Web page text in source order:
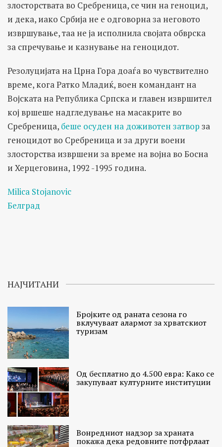
злосторствата во Сребреница, се чин на геноцид,
и дека, иако Србија не е одговорна за неговото
извршување, таа не ја исполнила својата обврска
за спречување и казнување на геноцидот.
Резолуцијата на Црна Гора доаѓа во чувствително
време, кога Ратко Младиќ, воен командант на
Војската на Република Српска и главен извршител
кој вршеше надгледување на масакрите во
Сребреница, беше осуден на доживотен затвор за
геноцидот во Сребреница и за други воени
злосторства извршени за време на војна во Босна
и Херцеговина, 1992 -1995 година.
Milica Stojanovic
Белград
НАЈЧИТАНИ
Бројките од раната сезона го
вклучуваат алармот за хрватскиот
туризам
Од бесплатно до 4.500 евра: Како се
закупуваат културните институции
Вонредниот надзор за храната
покажа дека редовните потфрлаат